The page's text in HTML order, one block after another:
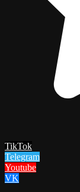
TikTok
Telegram
Youtube
VK